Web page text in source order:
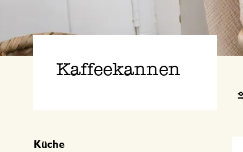
Kaffee-Zubehör
Schreiben & Hobby
Kaffeekannen
Küche